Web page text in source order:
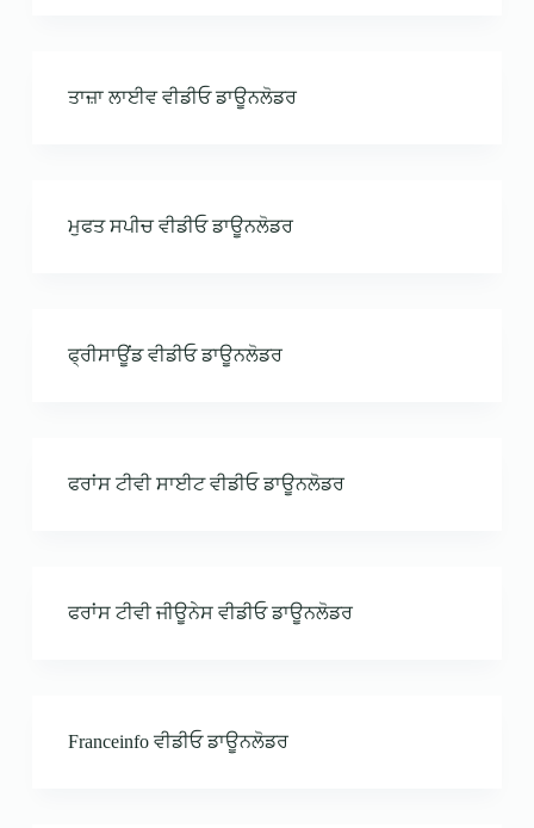
ਤਾਜ਼ਾ ਲਾਈਵ ਵੀਡੀਓ ਡਾਊਨਲੋਡਰ
ਮੁਫਤ ਸਪੀਚ ਵੀਡੀਓ ਡਾਊਨਲੋਡਰ
ਫ੍ਰੀਸਾਊਂਡ ਵੀਡੀਓ ਡਾਊਨਲੋਡਰ
ਫਰਾਂਸ ਟੀਵੀ ਸਾਈਟ ਵੀਡੀਓ ਡਾਊਨਲੋਡਰ
ਫਰਾਂਸ ਟੀਵੀ ਜੀਊਨੇਸ ਵੀਡੀਓ ਡਾਊਨਲੋਡਰ
Franceinfo ਵੀਡੀਓ ਡਾਊਨਲੋਡਰ